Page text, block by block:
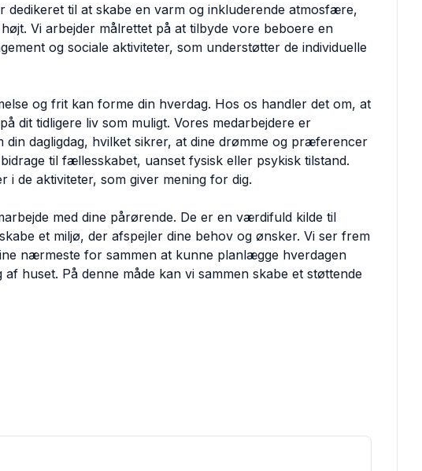
dedikeret til at skabe en varm og inkluderende atmosfære,
Vi arbejder målrettet på at tilbyde vore beboere en
og sociale aktiviteter, som understøtter de individuelle
og frit kan forme din hverdag. Hos os handler det om, at
dit tidligere liv som muligt. Vores medarbejdere er
din dagligdag, hvilket sikrer, at dine drømme og præferencer
til fællesskabet, uanset fysisk eller psykisk tilstand.
de aktiviteter, som giver mening for dig.
med dine pårørende. De er en værdifuld kilde til
et miljø, der afspejler dine behov og ønsker. Vi ser frem
nærmeste for sammen at kunne planlægge hverdagen
huset. På denne måde kan vi sammen skabe et støttende